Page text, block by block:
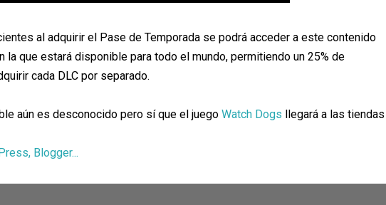
al adquirir el Pase de Temporada se podrá acceder a este contenido
la que estará disponible para todo el mundo, permitiendo un 25% de
cada DLC por separado.
aún es desconocido pero sí que el juego Watch Dogs llegará a las tiendas